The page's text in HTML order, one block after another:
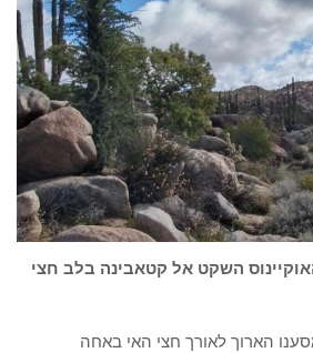
האוקיינוס השקט אל קטאבינה בלב חצי
הארוך לאורך חצי האי באחה